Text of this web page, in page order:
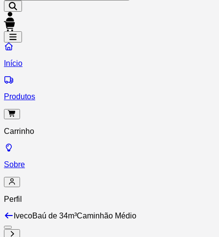
Início
Produtos
Carrinho
Sobre
Perfil
IvecoBaú de 34m³Caminhão Médio